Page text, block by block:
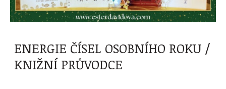
ENERGIE ČÍSEL OSOBNÍHO ROKU /
KNIŽNÍ PRŮVODCE